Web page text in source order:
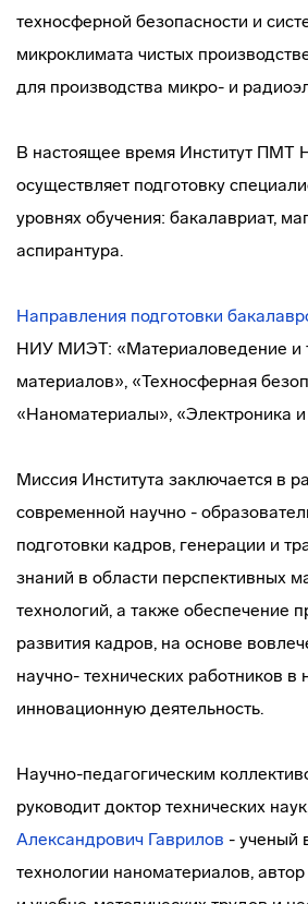
техносферной безопасности и
микроклимата чистых
для производства микро- и
В настоящее время Институт
осуществляет подготовку
уровнях обучения: бакалавриат,
аспирантура.
Направления подготовки
НИУ МИЭТ: «Материаловедение и
материалов», «Техносферная
«Наноматериалы», «Электроника
Миссия Института заключается в
современной научно -
подготовки кадров, генерации и
знаний в области перспективных
технологий, а также обеспечение
развития кадров, на основе
научно- технических работников в
инновационную деятельность.
Научно-педагогическим
руководит доктор технических
Александрович Гаврилов - ученый
технологии наноматериалов,